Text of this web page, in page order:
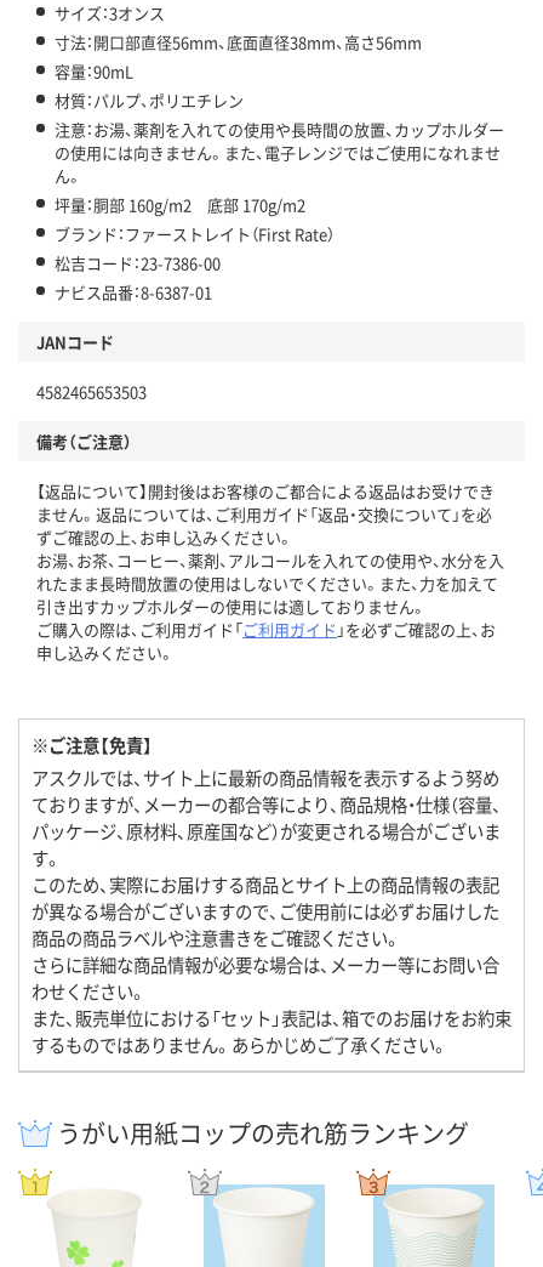
サイズ：3オンス
寸法：開口部直径56mm、底面直径38mm、高さ56mm
容量：90mL
材質：パルプ、ポリエチレン
注意：お湯、薬剤を入れての使用や長時間の放置、カップホルダー
の使用には向きません。また、電子レンジではご使用になれませ
ん。
坪量：胴部 160g/m2 底部 170g/m2
ブランド：ファーストレイト（First Rate）
松吉コード：23-7386-00
ナビス品番：8-6387-01
JANコード
4582465653503
備考（ご注意）
【返品について】開封後はお客様のご都合による返品はお受けでき
ません。返品については、ご利用ガイド「返品・交換について」を必
ずご確認の上、お申し込みください。
お湯、お茶、コーヒー、薬剤、アルコールを入れての使用や、水分を入
れたまま長時間放置の使用はしないでください。また、力を加えて
引き出すカップホルダーの使用には適しておりません。
ご購入の際は、ご利用ガイド「ご利用ガイド 」を必ずご確認の上、お
申し込みください。
※ご注意【免責】
アスクルでは、サイト上に最新の商品情報を表示するよう努め
ておりますが、メーカーの都合等により、商品規格・仕様（容量、
パッケージ、原材料、原産国など）が変更される場合がございま
す。
このため、実際にお届けする商品とサイト上の商品情報の表記
が異なる場合がございますので、ご使用前には必ずお届けした
商品の商品ラベルや注意書きをご確認ください。
さらに詳細な商品情報が必要な場合は、メーカー等にお問い合
わせください。
また、販売単位における「セット」表記は、箱でのお届けをお約束
するものではありません。あらかじめご了承ください。
うがい用紙コップの売れ筋ランキング